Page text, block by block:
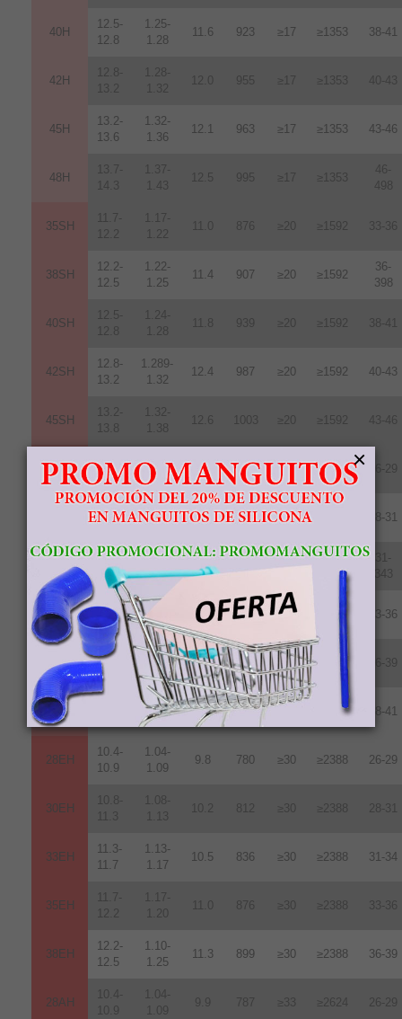
40H
12.5-
12.8
1.25-
1.28
11.6 923 ≥17 ≥1353 38-41
42H
12.8-
13.2
1.28-
1.32
12 0 955 ≥17 ≥1353 40-43
45H
13.2-
13.6
1.32-
1.36
12.1 963 ≥17 ≥1353 43-46
48H
13.7-
14.3
1.37-
1.43
12.5 995 ≥17 ≥1353
46-
498
35SH
11.7-
12.2
1.17-
1.22
11.0 876 ≥20 ≥1592 33-36
38SH
12.2-
12.5
1.22-
1.25
11.4 907 ≥20 ≥1592
36-
398
40SH
12.5-
12.8
1.24-
1.28
11.8 939 ≥20 ≥1592 38-41
42SH
12.8-
13.2
1.289-
1.32
12.4 987 ≥20 ≥1592 40-43
45SH
13.2-
13.8
1.32-
1.38
12.6 1003 ≥20 ≥1592 43-46
28UH
10.2-
10.8
1.02-
1.08
9.6 764 ≥25 ≥1990 26-29
10.8-
11.3
1.08-
1.13
10.2 812 ≥25 28-31
33UH
11.3-
11.7
1.13-
1.17
10.7 ≥25
31-
343
35UH
11.8-
12.2
1.18-
1.22
10.8 860 ≥25 ≥1990 33-36
38UH
12.2-
12.5
1.22-
1.25
11.0 876 ≥25 ≥1990 36-39
40UH
1.24-
1.28
11.3 899 ≥1990 38-41
28EH
10.4-
10.9
1.04-
1.09
9.8 780 ≥30 ≥2388 26-29
30EH
10.8-
11.3
1.08-
1.13
10.2 812 ≥30 ≥2388 28-31
33EH
11.3-
11.7
1.13-
1.17
10.5 836 ≥30 ≥2388 31-34
35EH
11.7-
12.2
1.17-
1.20
11.0 876 ≥30 ≥2388 33-36
38EH
12.2-
12.5
1.10-
1.25
11.3 899 ≥30 ≥2388 36-39
28AH
10.4-
10.9
1.04-
1.09
9.9 787 ≥33 ≥2624 26-29
×